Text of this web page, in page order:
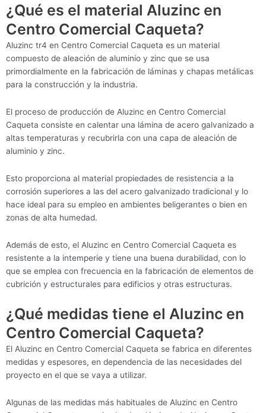
¿Qué es el material Aluzinc en
Centro Comercial Caqueta?
Aluzinc tr4 en Centro Comercial Caqueta es un material
compuesto de aleación de aluminio y zinc que se usa
primordialmente en la fabricación de láminas y chapas metálicas
para la construcción y la industria.
El proceso de producción de Aluzinc en Centro Comercial
Caqueta consiste en calentar una lámina de acero galvanizado a
altas temperaturas y recubrirla con una capa de aleación de
aluminio y zinc.
Esto proporciona al material propiedades de resistencia a la
corrosión superiores a las del acero galvanizado tradicional y lo
hace ideal para su empleo en ambientes beligerantes o bien en
zonas de alta humedad.
Además de esto, el Aluzinc en Centro Comercial Caqueta es
resistente a la intemperie y tiene una buena durabilidad, con lo
que se emplea con frecuencia en la fabricación de elementos de
cubrición y estructurales para edificios y otras estructuras.
¿Qué medidas tiene el Aluzinc en
Centro Comercial Caqueta?
El Aluzinc en Centro Comercial Caqueta se fabrica en diferentes
medidas y espesores, en dependencia de las necesidades del
proyecto en el que se vaya a utilizar.
Algunas de las medidas más habituales de Aluzinc en Centro